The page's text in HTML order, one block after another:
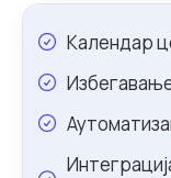
Календар